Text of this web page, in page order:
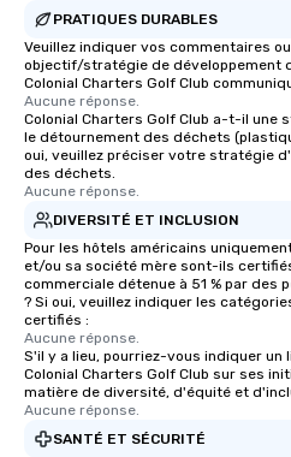
PRATIQUES DURABLES
Veuillez indiquer vos commentaires
objectif/stratégie de développement
Colonial Charters Golf Club
Aucune réponse.
Colonial Charters Golf Club a-t-il une
le détournement des déchets
oui, veuillez préciser votre stratégie
des déchets.
Aucune réponse.
DIVERSITÉ ET INCLUSION
Pour les hôtels américains
et/ou sa société mère sont-ils
commerciale détenue à 51 % par des
? Si oui, veuillez indiquer les
certifiés :
Aucune réponse.
S'il y a lieu, pourriez-vous indiquer un
Colonial Charters Golf Club sur ses
matière de diversité, d'équité et
Aucune réponse.
SANTÉ ET SÉCURITÉ